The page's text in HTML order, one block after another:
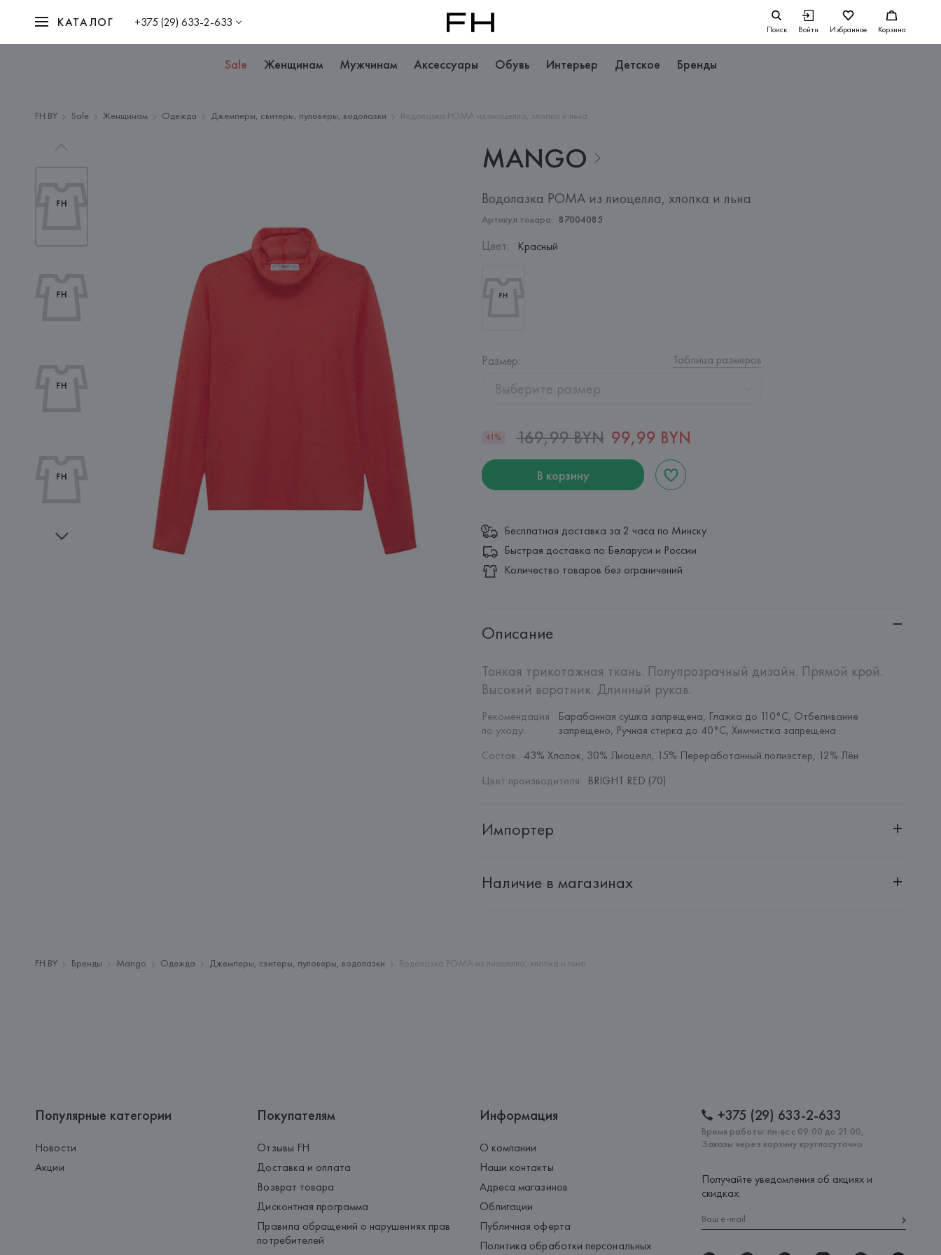
КАТАЛОГ +375 (29) 633-2-633 Поиск Войти Избранное Корзина
Sale Женщинам Мужчинам Аксессуары Обувь Интерьер Детское Бренды
FH.BY Sale Женщинам Одежда Джемперы, свитеры, пуловеры, водолазки Водолазка POMA из лиоцелла, хлопка и льна
MANGO
Водолазка POMA из лиоцелла, хлопка и льна
Артикул товара: 87004085
Цвет: Красный
Размер: Таблица размеров
Выберите размер
41% 169,99 BYN 99,99 BYN
В корзину
Бесплатная доставка за 2 часа по Минску
Быстрая доставка по Беларуси и России
Количество товаров без ограничений
Описание
Тонкая трикотажная ткань. Полупрозрачный дизайн. Прямой крой.
Высокий воротник. Длинный рукав.
Рекомендация
по уходу:
Барабанная сушка запрещена, Глажка до 110°C, Отбеливание
запрещено, Ручная стирка до 40°C, Химчистка запрещена
Состав: 43% Хлопок, 30% Лиоцелл, 15% Переработанный полиэстер, 12% Лён
Цвет производителя: BRIGHT RED (70)
Импортер
Адрес: Республика Беларусь, 220030, г. Минск, ул. Немига, 5, пом. 39, ком. 1
Наличие в магазинах
FH.BY Бренды Mango Одежда Джемперы, свитеры, пуловеры, водолазки Водолазка POMA из лиоцелла, хлопка и льна
Популярные категории
Новости
Акции
Покупателям
Отзывы FH
Доставка и оплата
Возврат товара
Дисконтная программа
Правила обращений о нарушениях прав
потребителей
Информация
О компании
Наши контакты
Адреса магазинов
Облигации
Публичная оферта
Политика обработки персональных
+375 (29) 633-2-633
Время работы: пн-вс с 09:00 до 21:00,
Заказы через корзину круглосуточно
Получайте уведомления об акциях и
скидках: